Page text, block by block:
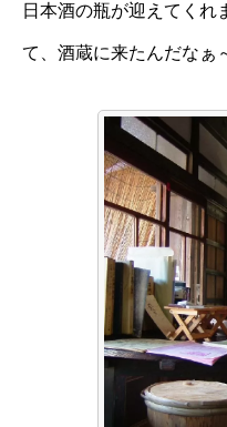
日本酒の瓶が迎えてくれ
て、酒蔵に来たんだなぁ